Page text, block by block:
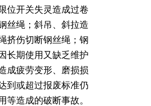
位开关失灵造成过卷
丝绳；斜吊、斜拉造
挤伤切断钢丝绳；钢
长期使用又缺乏维护
成疲劳变形、磨损损
到或超过报废标准仍
等造成的破断事故。